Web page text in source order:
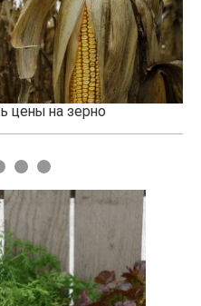
используют для
4 5